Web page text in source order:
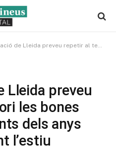
preveu repetir al territori les bones xifres de visitants dels anys anteriors durant l’estiu
Lleida preveu
les bones
dels anys
l’estiu